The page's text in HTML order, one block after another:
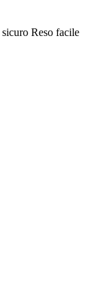
sicuro Reso facile